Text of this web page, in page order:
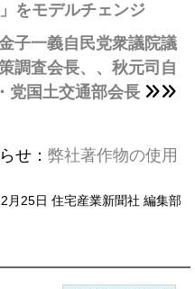
をモデルチェンジ
子一義自民党衆議院議
調査会長、、秋元司自
党国土交通部会長
せ： 弊社著作物の使用
月25日 住宅産業新聞社 編集部